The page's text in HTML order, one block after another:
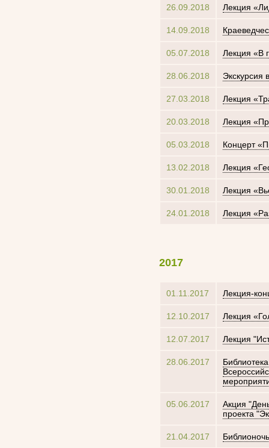
26.09.2018 Лекция
14.09.2018
05.07.2018 Лекция «В
28.06.2018 Экскурсия
27.03.2018 Лекция
20.03.2018 Лекция
05.03.2018 Концерт
13.02.2018 Лекция
30.01.2018 Лекция
24.01.2018 Лекция
2017
01.11.2017 Лекция-
12.10.2017 Лекция
12.07.2017 Лекция
28.06.2017
05.06.2017
Акция
проекта
21.04.2017